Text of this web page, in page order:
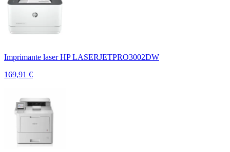
Imprimante laser HP LASERJETPRO3002DW
169,91 €